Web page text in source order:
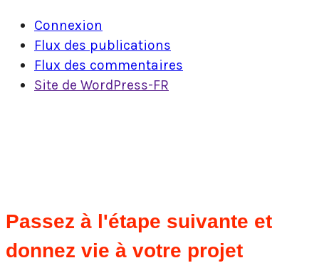
Connexion
Flux des publications
Flux des commentaires
Site de WordPress-FR
Passez à l'étape suivante et
donnez vie à votre projet